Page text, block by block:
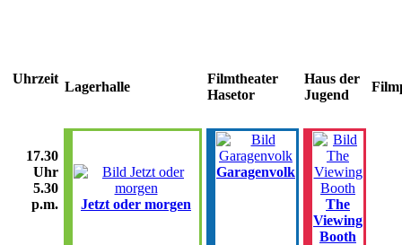
Uhrzeit
Lagerhalle
Filmtheater
Hasetor
Haus der
Jugend
17.30
Uhr
5.30
p.m.
Jetzt oder morgen
Garagenvolk
The
Viewing
Booth